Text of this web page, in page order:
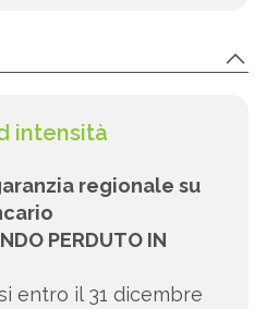
intensità
regionale su
PERDUTO IN
entro il 31 dicembre